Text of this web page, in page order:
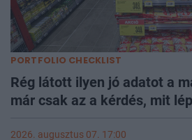
PORTFOLIO CHECKLIST
Rég látott ilyen jó adatot a
már csak az a kérdés, mit
2026. augusztus 07. 17:00